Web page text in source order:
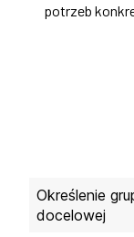
potrzeb
Określenie
docelowej